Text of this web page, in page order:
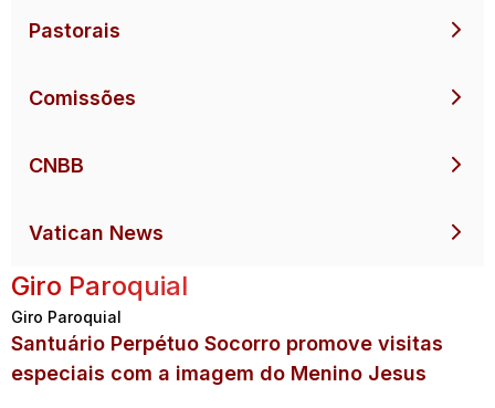
Pastorais
Comissões
CNBB
Vatican News
Giro Paroquial
Giro Paroquial
Santuário Perpétuo Socorro promove visitas
especiais com a imagem do Menino Jesus